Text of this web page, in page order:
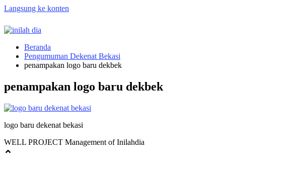
Langsung ke konten
Beranda
Pengumuman Dekenat Bekasi
penampakan logo baru dekbek
penampakan logo baru dekbek
logo baru dekenat bekasi
WELL PROJECT Management of Inilahdia